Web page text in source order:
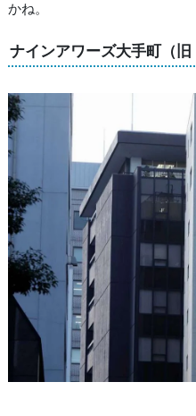
かね。
ナインアワーズ大手町（